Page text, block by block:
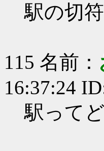
駅の切
115 名前：
16:37:24
駅って